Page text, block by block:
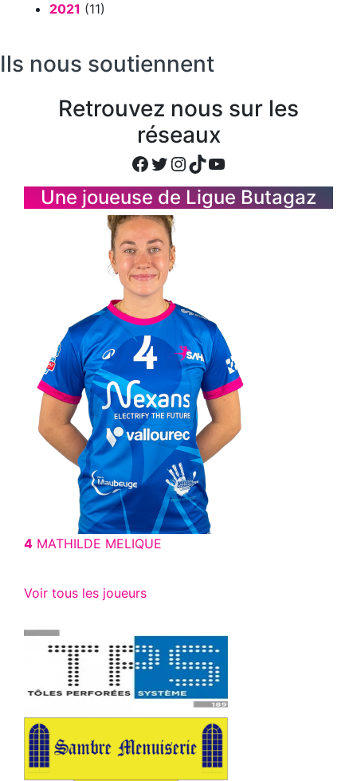
2021 (11)
Ils nous soutiennent
Retrouvez nous sur les
réseaux
Facebook
Twitter
Instagram
TikTok
YouTube
Une joueuse de Ligue Butagaz
4 MATHILDE MELIQUE
Voir tous les joueurs